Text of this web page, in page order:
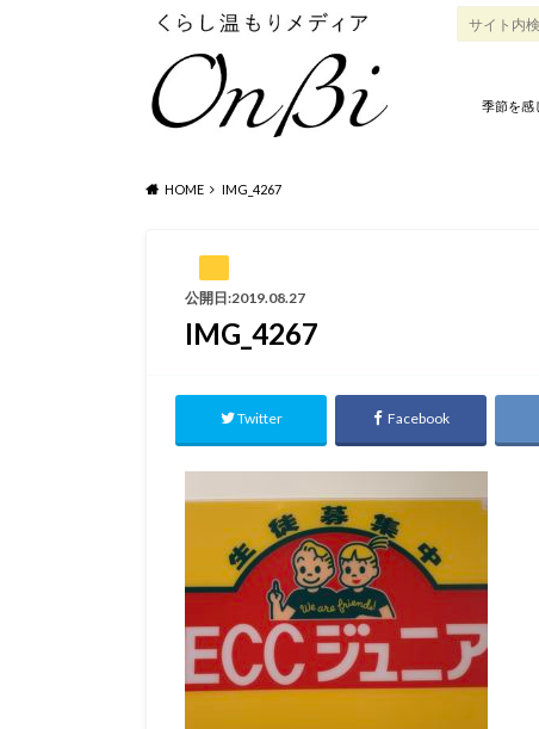
季節を感
HOME IMG_4267
公開日:2019.08.27
IMG_4267
Twitter Facebook